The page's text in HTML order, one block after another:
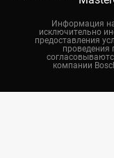
Казань
Воронеж
Информация
исключительно
предоставления
проведения
компании